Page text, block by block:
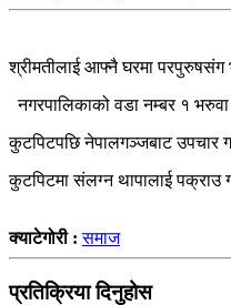
श्रीमतीलाई आफ्नै घरमा परपुरुषसंग
नगरपालिकाको वडा नम्बर १
कुटपिटपछि नेपालगञ्जबाट उपचार
कुटपिटमा संलग्न थापालाई पक्राउ
क्याटेगोरी :समाज
प्रतिक्रिया दिनुहोस